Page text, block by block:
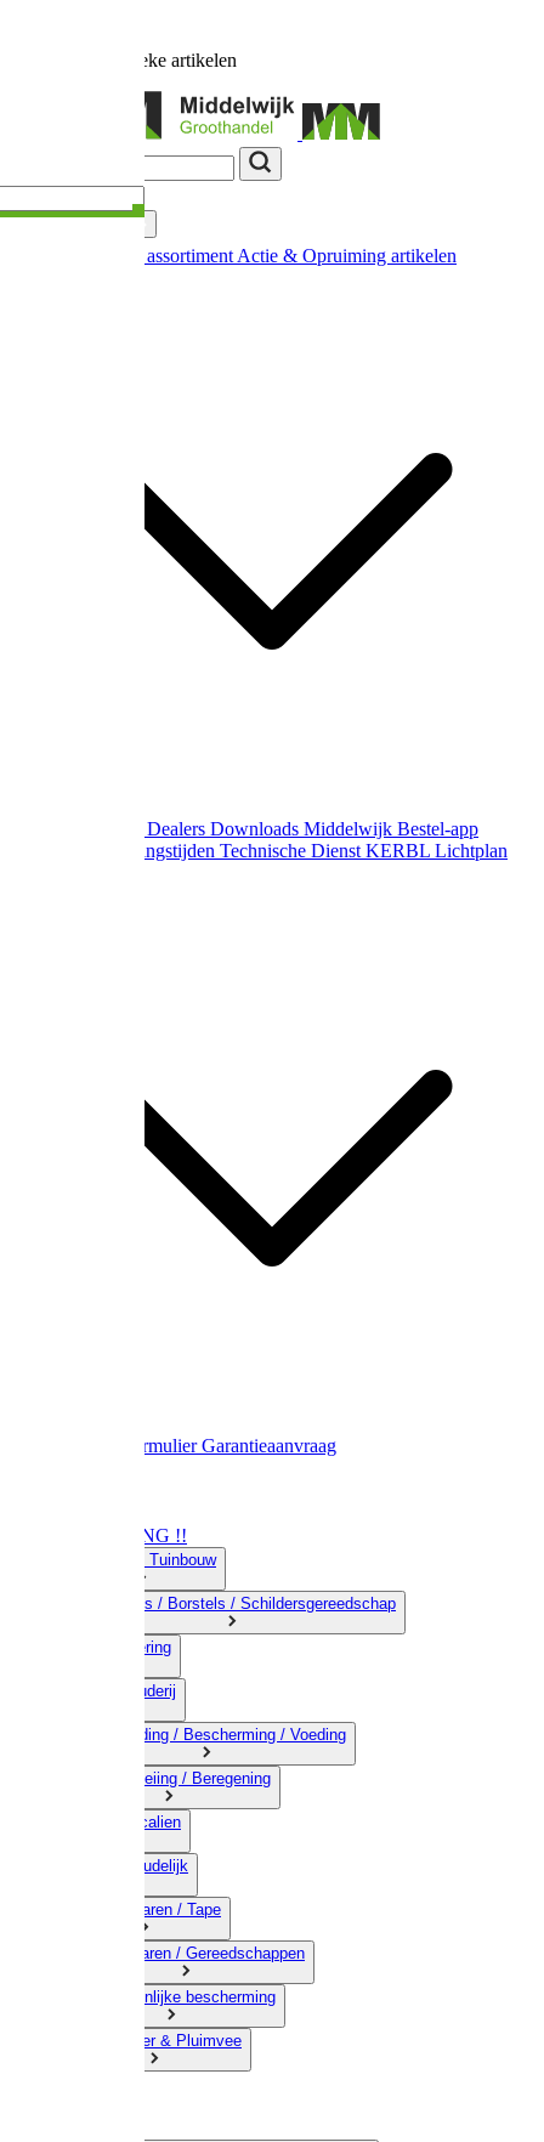
unieke artikelen
Nieuw in ons assortiment Actie & Opruiming artikelen
Dealers Downloads Middelwijk Bestel-app
Gewijzigde openingstijden Technische Dienst KERBL Lichtplan
RetourformulierGarantieaanvraag
OPRUIMING !!
01) Land-& Tuinbouw
02) Bezems / Borstels / Schildersgereedschap
03) Afrastering
04) Veehouderij
05) Bestrijding / Bescherming / Voeding
06) Besproeiing / Beregening
07) Chemicalien
08) Huishoudelijk
09) Touwwaren / Tape
10) IJzerwaren / Gereedschappen
11) Persoonlijke bescherming
12) Kleindier & Pluimvee